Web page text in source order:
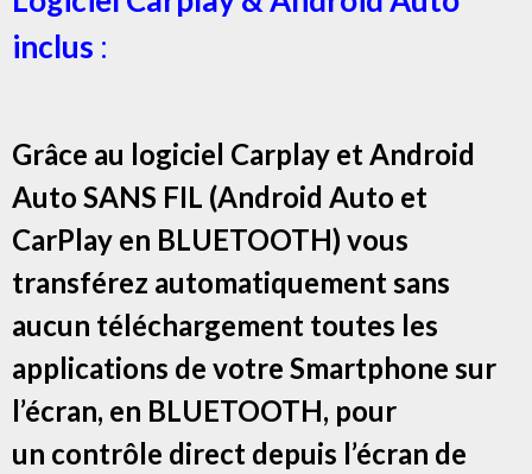
inclus :
Grâce au logiciel Carplay et Android
Auto SANS FIL (Android Auto et
CarPlay en BLUETOOTH) vous
transférez automatiquement sans
aucun téléchargement toutes les
applications de votre Smartphone sur
l’écran, en BLUETOOTH, pour
un contrôle direct depuis l’écran de